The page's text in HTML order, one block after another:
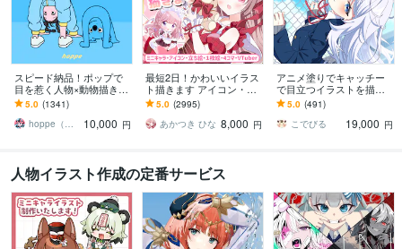
スピード納品！ポップで
目を惹く人物×動物描きま
す 挿絵・動画・グッズな
ど鮮やかな配色で個性を
出したい方へ
5.0 (1341)
hoppe（ほっぺ）
10,000 円
最短2日！かわいいイラス
ト描きます アイコン・ミ
ニキャラ・４コマ・立ち
絵をスピード納品しま
す！
5.0 (2995)
あかつき ひな 8,000 円
アニメ塗りでキャッチー
で目立つイラストを描き
ます 動画用、スチル、ア
イコン等、目を引くイラ
ストをご希望の方に！
5.0 (491)
こでびる
19,000 円
人物イラスト作成の定番サービス